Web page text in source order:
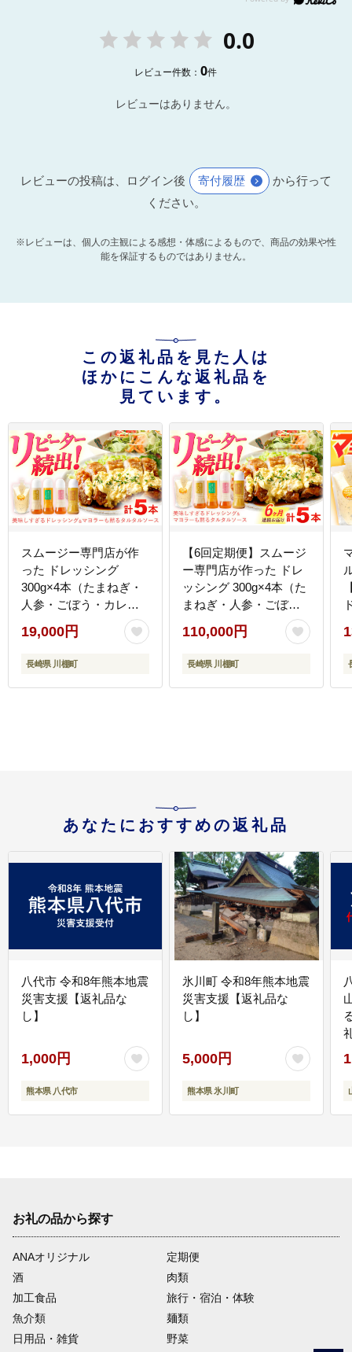
0.0
レビュー件数：0件
レビューはありません。
レビューの投稿は、ログイン後 寄付履歴
から行って
ください。
※レビューは、個人の主観による感想・体感によるもので、商品の効果や性
能を保証するものではありません。
この返礼品を見た人は
ほかにこんな返礼品を
見ています。
スムージー専門店が作
った ドレッシング
300g×4本（たまねぎ・
人参・ごぼう・カレ
ー）＆タルタルソース
300gパウチ【ビタミ
ン・スタンド】
19,000円
長崎県 川棚町
【6回定期便】スムージ
ー専門店が作った ドレ
ッシング 300g×4本（た
まねぎ・人参・ごぼ
う・カレー）＆タルタ
ルソース 300gパウチ
【ビタミン・スタン
110,000円
長崎県 川棚町
あなたにおすすめの返礼品
八代市 令和8年熊本地震
災害支援【返礼品な
し】
1,000円
熊本県 八代市
氷川町 令和8年熊本地震
災害支援【返礼品な
し】
5,000円
熊本県 氷川町
お礼の品から探す
ANAオリジナル
定期便
酒
肉類
加工食品
旅行・宿泊・体験
魚介類
麺類
日用品・雑貨
野菜